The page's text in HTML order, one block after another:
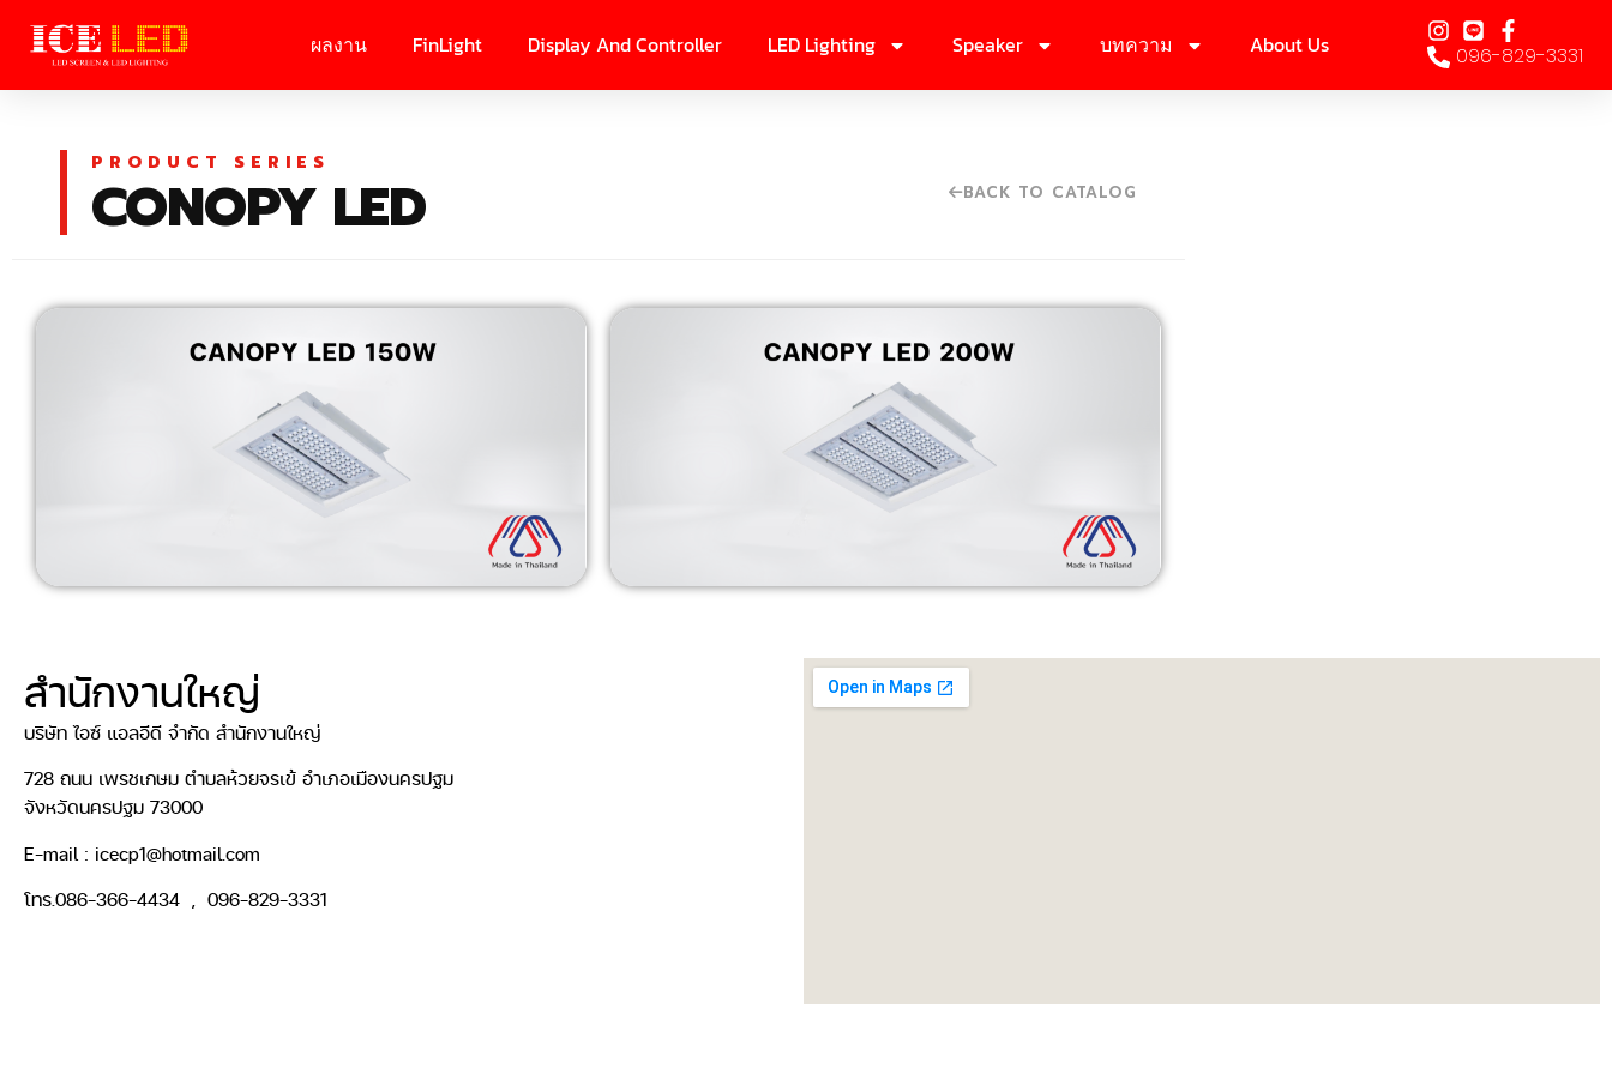
ผลงาน FinLight Display And Controller LED Lighting Speaker บทความ About Us 096-829-3331
PRODUCT SERIES
CONOPY LED BACK TO CATALOG
สำนักงานใหญ่
บริษัท ไอซ์ แอลอีดี จำกัด สำนักงานใหญ่
728 ถนน เพรชเกษม ตำบลห้วยจรเข้ อำเภอเมืองนครปฐม
จังหวัดนครปฐม 73000
E-mail : icecp1@hotmail.com
โทร.086-366-4434 , 096-829-3331